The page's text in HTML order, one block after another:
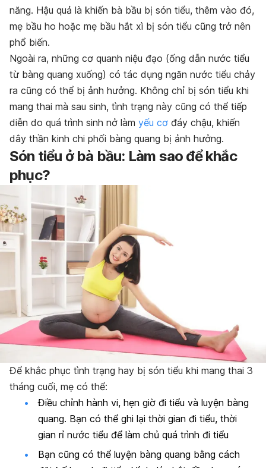
năng. Hậu quả là khiến bà bầu bị són tiểu, thêm vào đó,
mẹ bầu ho hoặc mẹ bầu hắt xì bị són tiểu cũng trở nên
phổ biến.
Ngoài ra, những cơ quanh niệu đạo (ống dẫn nước tiểu
từ bàng quang xuống) có tác dụng ngăn nước tiểu chảy
ra cũng có thể bị ảnh hưởng. Không chỉ bị són tiểu khi
mang thai mà sau sinh, tình trạng này cũng có thể tiếp
diễn do quá trình sinh nở làm yếu cơ đáy chậu, khiến
dây thần kinh chi phối bàng quang bị ảnh hưởng.
Són tiểu ở bà bầu: Làm sao để khắc
phục?
Để khắc phục tình trạng hay bị són tiểu khi mang thai 3
tháng cuối, mẹ có thể:
Điều chỉnh hành vi, hẹn giờ đi tiểu và luyện bàng
quang. Bạn có thể ghi lại thời gian đi tiểu, thời
gian rỉ nước tiểu để làm chủ quá trình đi tiểu
Bạn cũng có thể luyện bàng quang bằng cách